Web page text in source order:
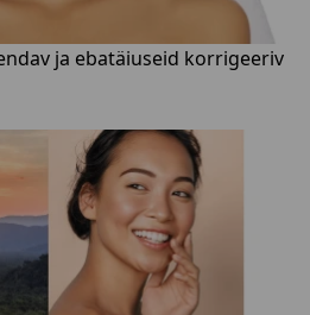
ja ebatäiuseid korrigeeriv